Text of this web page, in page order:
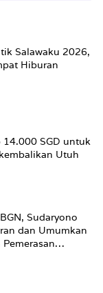
Salawaku 2026,
Hiburan
14.000 SGD untuk
Utuh
Sudaryono
dan Umumkan
Pemerasan